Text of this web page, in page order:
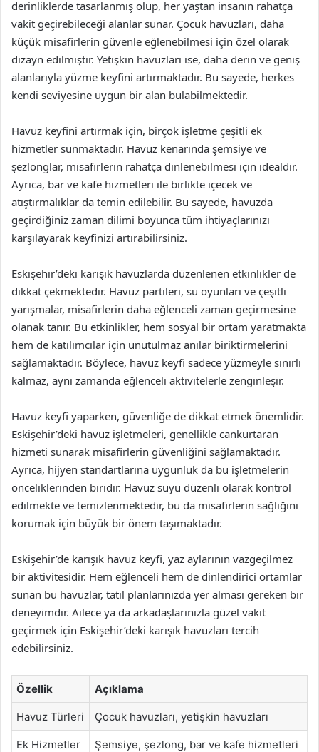
derinliklerde tasarlanmış olup, her yaştan insanın rahatça
vakit geçirebileceği alanlar sunar. Çocuk havuzları, daha
küçük misafirlerin güvenle eğlenebilmesi için özel olarak
dizayn edilmiştir. Yetişkin havuzları ise, daha derin ve geniş
alanlarıyla yüzme keyfini artırmaktadır. Bu sayede, herkes
kendi seviyesine uygun bir alan bulabilmektedir.
Havuz keyfini artırmak için, birçok işletme çeşitli ek
hizmetler sunmaktadır. Havuz kenarında şemsiye ve
şezlonglar, misafirlerin rahatça dinlenebilmesi için idealdir.
Ayrıca, bar ve kafe hizmetleri ile birlikte içecek ve
atıştırmalıklar da temin edilebilir. Bu sayede, havuzda
geçirdiğiniz zaman dilimi boyunca tüm ihtiyaçlarınızı
karşılayarak keyfinizi artırabilirsiniz.
Eskişehir’deki karışık havuzlarda düzenlenen etkinlikler de
dikkat çekmektedir. Havuz partileri, su oyunları ve çeşitli
yarışmalar, misafirlerin daha eğlenceli zaman geçirmesine
olanak tanır. Bu etkinlikler, hem sosyal bir ortam yaratmakta
hem de katılımcılar için unutulmaz anılar biriktirmelerini
sağlamaktadır. Böylece, havuz keyfi sadece yüzmeyle sınırlı
kalmaz, aynı zamanda eğlenceli aktivitelerle zenginleşir.
Havuz keyfi yaparken, güvenliğe de dikkat etmek önemlidir.
Eskişehir’deki havuz işletmeleri, genellikle cankurtaran
hizmeti sunarak misafirlerin güvenliğini sağlamaktadır.
Ayrıca, hijyen standartlarına uygunluk da bu işletmelerin
önceliklerinden biridir. Havuz suyu düzenli olarak kontrol
edilmekte ve temizlenmektedir, bu da misafirlerin sağlığını
korumak için büyük bir önem taşımaktadır.
Eskişehir’de karışık havuz keyfi, yaz aylarının vazgeçilmez
bir aktivitesidir. Hem eğlenceli hem de dinlendirici ortamlar
sunan bu havuzlar, tatil planlarınızda yer alması gereken bir
deneyimdir. Ailece ya da arkadaşlarınızla güzel vakit
geçirmek için Eskişehir’deki karışık havuzları tercih
edebilirsiniz.
Özellik Açıklama
Havuz Türleri Çocuk havuzları, yetişkin havuzları
Ek Hizmetler Şemsiye, şezlong, bar ve kafe hizmetleri